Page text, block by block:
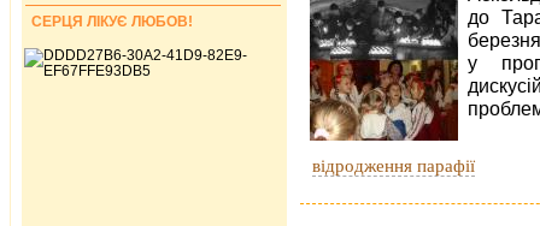
до
у
відродження парафії
СЕРЦЯ ЛІКУЄ ЛЮБОВ!